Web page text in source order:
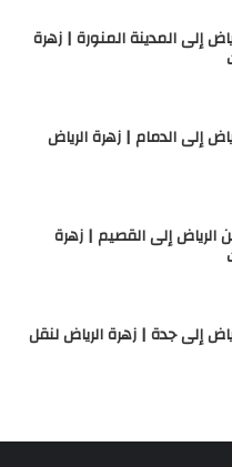
إلى المدينة المنورة | زهرة
إلى الدمام | زهرة الرياض
الرياض إلى القصيم | زهرة
إلى جدة | زهرة الرياض لنقل